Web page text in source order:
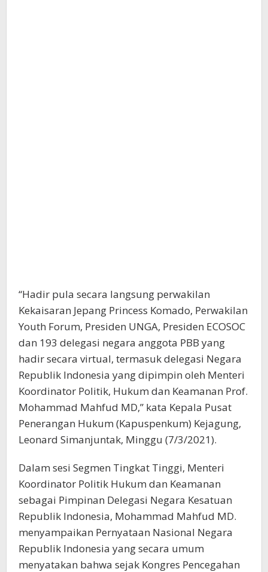
“Hadir pula secara langsung perwakilan
Kekaisaran Jepang Princess Komado, Perwakilan
Youth Forum, Presiden UNGA, Presiden ECOSOC
dan 193 delegasi negara anggota PBB yang
hadir secara virtual, termasuk delegasi Negara
Republik Indonesia yang dipimpin oleh Menteri
Koordinator Politik, Hukum dan Keamanan Prof.
Mohammad Mahfud MD,” kata Kepala Pusat
Penerangan Hukum (Kapuspenkum) Kejagung,
Leonard Simanjuntak, Minggu (7/3/2021).
Dalam sesi Segmen Tingkat Tinggi, Menteri
Koordinator Politik Hukum dan Keamanan
sebagai Pimpinan Delegasi Negara Kesatuan
Republik Indonesia, Mohammad Mahfud MD.
menyampaikan Pernyataan Nasional Negara
Republik Indonesia yang secara umum
menyatakan bahwa sejak Kongres Pencegahan